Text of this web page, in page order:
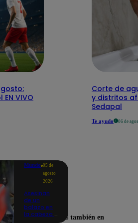
VIVO
Corte de
y distritos
Sedapal
Te ayudo 06 de
Mundo 05 de
agosto
2026
Asesinan
de un
balazo en
la cabeza a
Encuéntranos también en